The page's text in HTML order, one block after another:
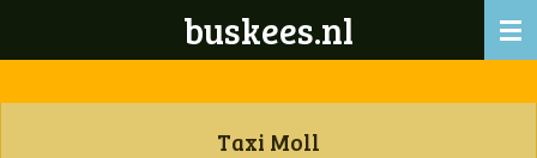
buskees.nl
Taxi Moll